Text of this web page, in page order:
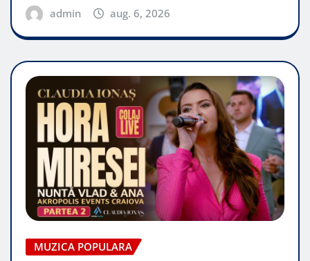
admin aug. 6, 2026
MUZICA POPULARA